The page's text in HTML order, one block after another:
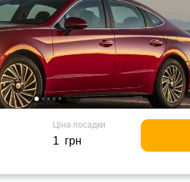
Ціна посадки
1 грн